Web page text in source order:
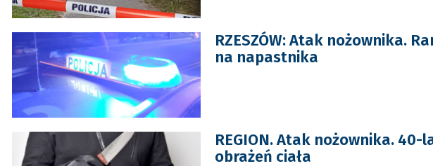
RZESZÓW: Atak nożownika.
na napastnika
REGION. Atak nożownika.
obrażeń ciała